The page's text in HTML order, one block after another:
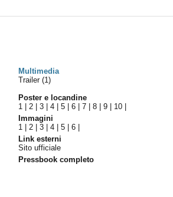
Multimedia
Trailer (1)
Poster e locandine
1 |2 |3 |4 |5 |6 |7 |8 |9 10
Immagini
1 |2 |3 |4 |5 |6
Link esterni
Sito ufficiale
Pressbook completo